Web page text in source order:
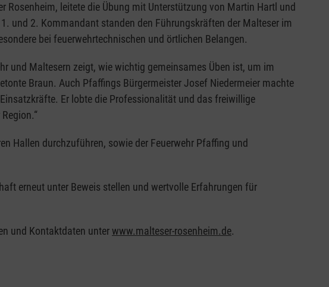
Rosenheim, leitete die Übung mit Unterstützung von Martin Hartl und
und 2. Kommandant standen den Führungskräften der Malteser im
bei feuerwehrtechnischen und örtlichen Belangen.
und Maltesern zeigt, wie wichtig gemeinsames Üben ist, um im
Braun. Auch Pfaffings Bürgermeister Josef Niedermeier machte
Er lobte die Professionalität und das freiwillige
Hallen durchzuführen, sowie der Feuerwehr Pfaffing und
erneut unter Beweis stellen und wertvolle Erfahrungen für
und Kontaktdaten unterwww.malteser-rosenheim.de.